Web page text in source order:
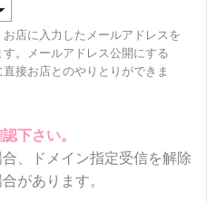
店に入力したメールアドレスを
。メールアドレス公開にする
接お店とのやりとりができま
下さい。
、ドメイン指定受信を解除
があります。